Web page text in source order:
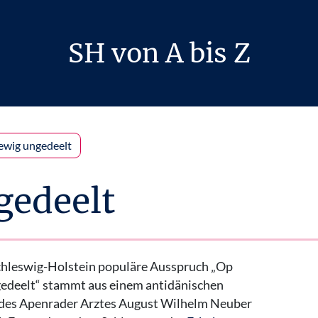
SH von A bis Z
ungedeelt
Holstein populäre Ausspruch „Op
stammt aus einem antidänischen
Apenrader Arztes August Wilhelm Neuber